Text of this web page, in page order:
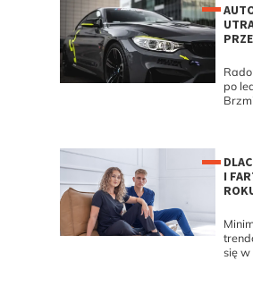
po
I
się w